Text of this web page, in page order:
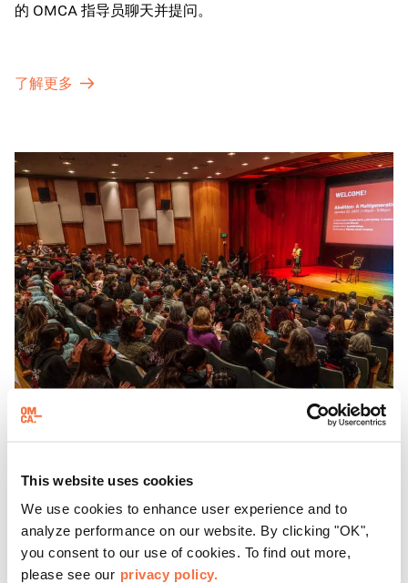
This website uses cookies
We use cookies to enhance user experience and to
analyze performance on our website. By clicking "OK",
you consent to our use of cookies. To find out more,
please see our privacy policy.
的 OMCA 指导员聊天并提问。
了解更多
每隔三个星期天，东方华侨博物院都会邀请游客参加 "
星期天 "活动，这是一系列展示加州有识之士的对话、表演
和体验活动。